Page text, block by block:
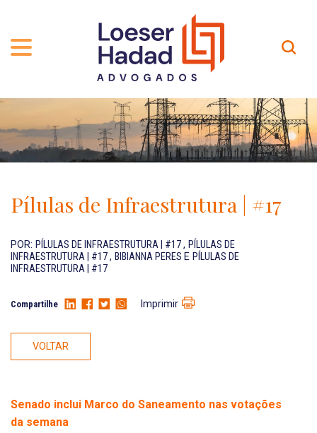
TRAJETÓRIA
INCLUSÃO E DIVERSIDADE
PRÊMIOS
ÁREAS DE ATUAÇÃO
PROFISSIONAIS
CARREIRA
Contato
Localização
Pílulas de Infraestrutura | #17
POR: PÍLULAS DE INFRAESTRUTURA | #17, PÍLULAS DE
INFRAESTRUTURA | #17, BIBIANNA PERES E PÍLULAS DE
INFRAESTRUTURA | #17
Compartilhe Imprimir
VOLTAR
Senado inclui Marco do Saneamento nas votações
da semana